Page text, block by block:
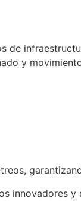
y
innovadores y